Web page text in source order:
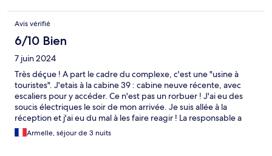
mer pour éviter les désagrément du parking. Installer sur une île
comme à Svolvaer, la multiplication des logements fait un peu
douter de leur origine historique. Pour information également, il
y a une possibilité de petit-déjeuner sur place qui n'est pas
forcément mentionné sur les plate-forme de réservation. Au
global, peut-être un peu cher pour le résultat, mais après tout,
c'est la Norvège.
Avis vérifié
6/10 Bien
7 juin 2024
Très déçue ! A part le cadre du complexe, c'est une "usine à
touristes". J'etais à la cabine 39 : cabine neuve récente, avec
escaliers pour y accéder. Ce n'est pas un rorbuer ! J'ai eu des
soucis électriques le soir de mon arrivée. Je suis allée à la
réception et j'ai eu du mal à les faire reagir ! La responsable a
consenti à se deplacer et a contacté l'électricien qui s'est
déplacé : la plaque de cuisson mettait l'alarme en route.... a
Armelle, séjour de 3 nuits